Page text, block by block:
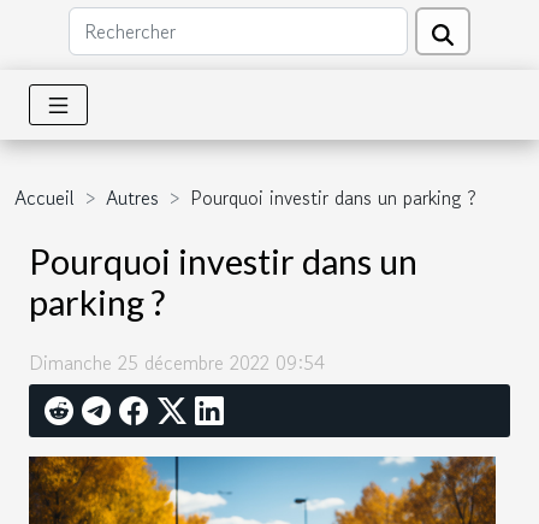
Accueil Autres Pourquoi investir dans un parking ?
Pourquoi investir dans un
parking ?
Dimanche 25 décembre 2022 09:54